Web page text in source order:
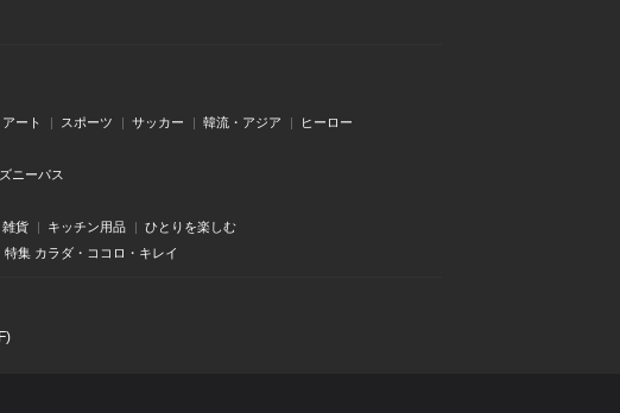
アート スポーツ サッカー 韓流・アジア ヒーロー
ニーパス
雑貨 キッチン用品 ひとりを楽しむ
特集 カラダ・ココロ・キレイ